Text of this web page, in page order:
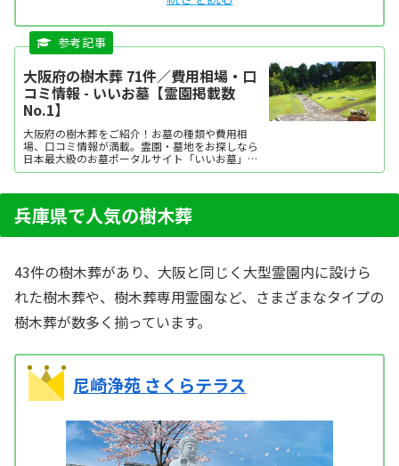
大阪府の樹木葬 71件／費用相場・口
コミ情報 - いいお墓【霊園掲載数
No.1】
大阪府の樹木葬をご紹介！お墓の種類や費用相
場、口コミ情報が満載。霊園・墓地をお探しなら
日本最大級のお墓ポータルサイト「いいお墓」に
お任せください。資料請求・見学予約・お墓の相
方など、お墓探しに役立つ情報も提供中。
兵庫県で人気の樹木葬
43件の樹木葬があり、大阪と同じく大型霊園内に設けら
れた樹木葬や、樹木葬専用霊園など、さまざまなタイプの
樹木葬が数多く揃っています。
尼崎浄苑 さくらテラス